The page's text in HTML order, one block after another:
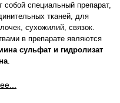
собой специальный препарат,
тканей, для
сухожилий, связок.
в препарате являются
сульфат и гидролизат
.